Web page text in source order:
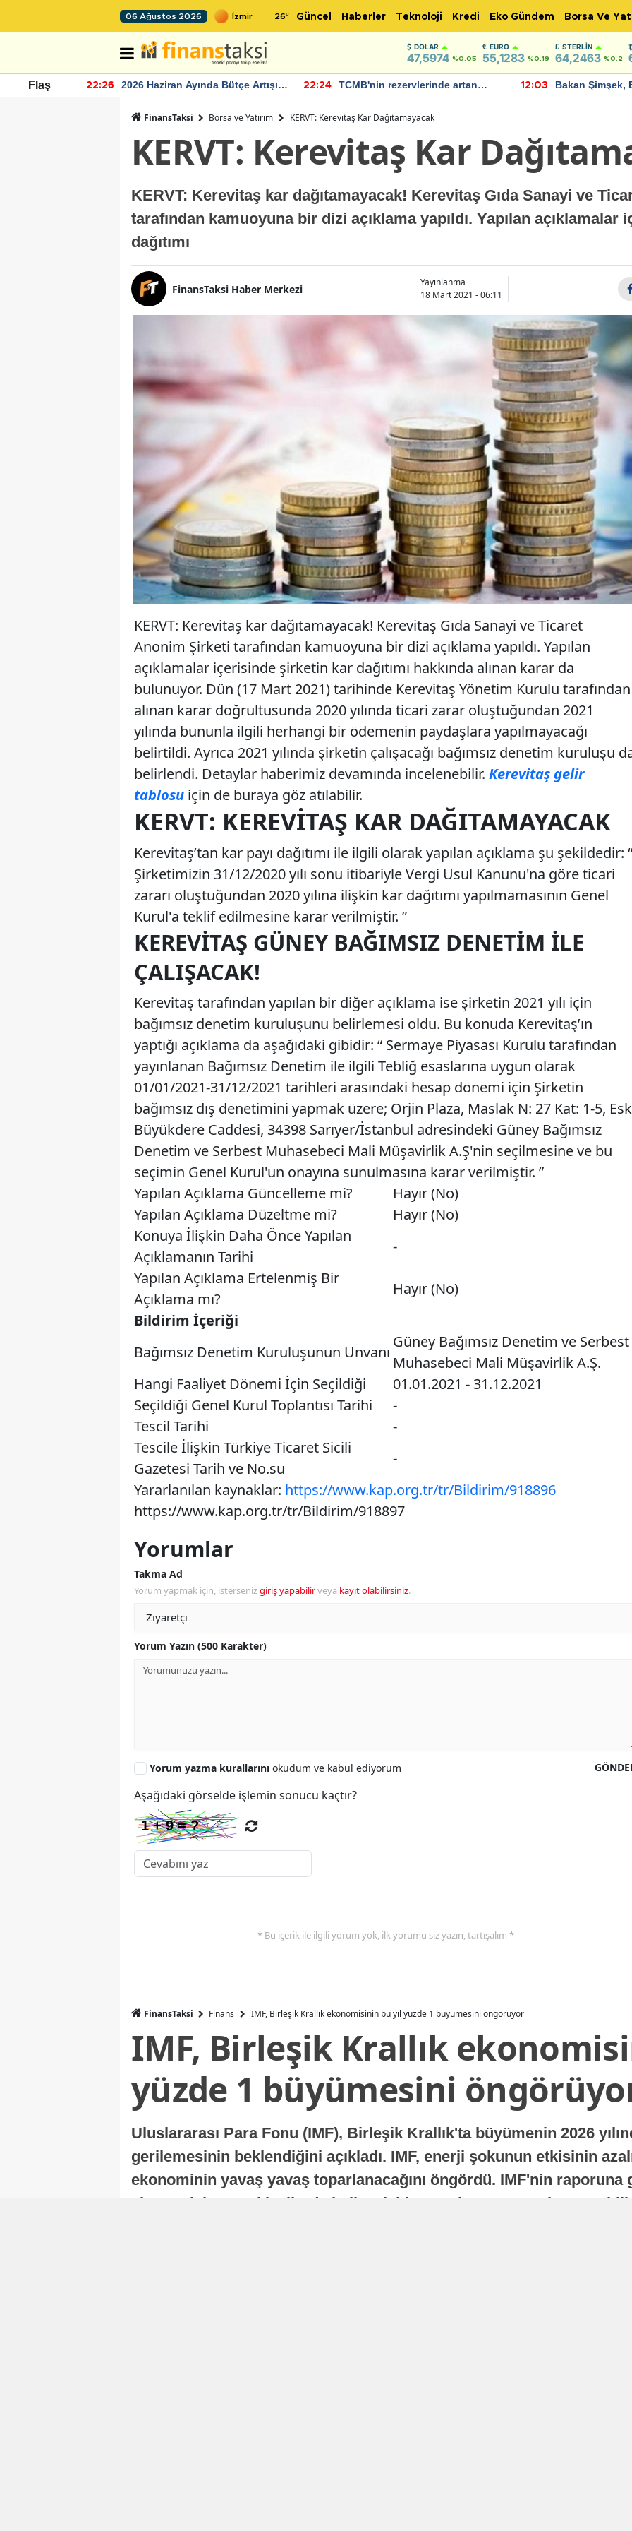
06 Ağustos 2026 26° Güncel Haberler Teknoloji Kredi Eko Gündem Borsa Ve
DOLAR
47,5974 %0.05
EURO
55,1283 %0.19
STERLIN
64,2463 %0.2
Flaş 22:26
2026 Haziran Ayında Bütçe Artışı
22:24
TCMB'nin rezervlerinde artan
12:03
Bakan Şimşek,
FinansTaksi Borsa ve Yatırım KERVT: Kerevitaş Kar Dağıtamayacak
KERVT: Kerevitaş Kar
KERVT: Kerevitaş kar dağıtamayacak! Kerevitaş Gıda Sanayi ve
tarafından kamuoyuna bir dizi açıklama yapıldı. Yapılan
dağıtımı
FinansTaksi Haber Merkezi
Yayınlanma
18 Mart 2021 - 06:11
KERVT: Kerevitaş kar dağıtamayacak! Kerevitaş Gıda Sanayi ve Ticaret
Anonim Şirketi tarafından kamuoyuna bir dizi açıklama yapıldı. Yapılan
açıklamalar içerisinde şirketin kar dağıtımı hakkında alınan karar da
bulunuyor. Dün (17 Mart 2021) tarihinde Kerevitaş Yönetim Kurulu tarafından
alınan karar doğrultusunda 2020 yılında ticari zarar oluştuğundan 2021
yılında bununla ilgili herhangi bir ödemenin paydaşlara yapılmayacağı
belirtildi. Ayrıca 2021 yılında şirketin çalışacağı bağımsız denetim kuruluşu
belirlendi. Detaylar haberimiz devamında incelenebilir. Kerevitaş gelir
tablosu için de buraya göz atılabilir.
KERVT: KEREVITAŞ KAR DAĞITAMAYACAK
Kerevitaş’tan kar payı dağıtımı ile ilgili olarak yapılan açıklama şu şekildedir: “
Şirketimizin 31/12/2020 yılı sonu itibariyle Vergi Usul Kanunu'na göre ticari
zararı oluştuğundan 2020 yılına ilişkin kar dağıtımı yapılmamasının Genel
Kurul'a teklif edilmesine karar verilmiştir. ”
KEREVITAŞ GÜNEY BAĞIMSIZ DENETIM İLE
ÇALIŞACAK!
Kerevitaş tarafından yapılan bir diğer açıklama ise şirketin 2021 yılı için
bağımsız denetim kuruluşunu belirlemesi oldu. Bu konuda Kerevitaş’ın
yaptığı açıklama da aşağıdaki gibidir: “ Sermaye Piyasası Kurulu tarafından
yayınlanan Bağımsız Denetim ile ilgili Tebliğ esaslarına uygun olarak
01/01/2021-31/12/2021 tarihleri arasındaki hesap dönemi için Şirketin
bağımsız dış denetimini yapmak üzere; Orjin Plaza, Maslak N: 27 Kat: 1-5,
Büyükdere Caddesi, 34398 Sarıyer/İstanbul adresindeki Güney Bağımsız
Denetim ve Serbest Muhasebeci Mali Müşavirlik A.Ş'nin seçilmesine ve bu
seçimin Genel Kurul'un onayına sunulmasına karar verilmiştir. ”
Yapılan Açıklama Güncelleme mi?
Hayır (No)
Yapılan Açıklama Düzeltme mi?
Hayır (No)
Konuya İlişkin Daha Önce Yapılan
Açıklamanın Tarihi
-
Yapılan Açıklama Ertelenmiş Bir
Açıklama mı?
Hayır (No)
Bildirim İçeriği
Bağımsız Denetim Kuruluşunun Unvanı
Güney Bağımsız Denetim ve Serbest
Muhasebeci Mali Müşavirlik A.Ş.
Hangi Faaliyet Dönemi İçin Seçildiği
01.01.2021 - 31.12.2021
Seçildiği Genel Kurul Toplantısı Tarihi
-
Tescil Tarihi
-
Tescile İlişkin Türkiye Ticaret Sicili
Gazetesi Tarih ve No.su
-
Yararlanılan kaynaklar: https://www.kap.org.tr/tr/Bildirim/918896
https://www.kap.org.tr/tr/Bildirim/918897
Yorumlar
Takma Ad
Yorum yapmak için, istersenizgiriş yapabilirveya kayıt olabilirsiniz.
Yorum Yazın (500 Karakter)
Yorum yazma kurallarını okudum ve kabul ediyorum
Aşağıdaki görselde işlemin sonucu kaçtır?
* Bu içerik ile ilgili yorum yok, ilk yorumu siz yazın, tartışalım *
FinansTaksi Finans IMF, Birleşik Krallık ekonomisinin bu yıl yüzde 1 büyümesini öngörüyor
IMF, Birleşik Krallık
yüzde 1 büyümesini
Uluslararası Para Fonu (IMF), Birleşik Krallık'ta büyümenin 2026
gerilemesinin beklendiğini açıkladı. IMF, enerji şokunun etkisinin
ekonominin yavaş yavaş toparlanacağını öngördü. IMF'nin raporuna
ekonomisi, sonraki yıllarda istikrarlı bir toparlanma süreci